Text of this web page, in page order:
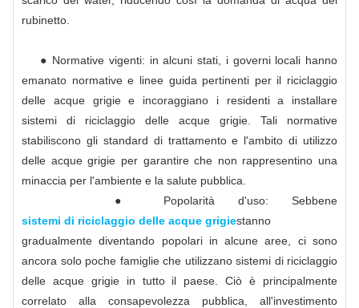
rubinetto.
● Normative vigenti: in alcuni stati, i governi locali hanno
emanato normative e linee guida pertinenti per il riciclaggio
delle acque grigie e incoraggiano i residenti a installare
sistemi di riciclaggio delle acque grigie. Tali normative
stabiliscono gli standard di trattamento e l'ambito di utilizzo
delle acque grigie per garantire che non rappresentino una
minaccia per l'ambiente e la salute pubblica.
● Popolarità d'uso: Sebbene
sistemi di riciclaggio delle acque grigiestanno
gradualmente diventando popolari in alcune aree, ci sono
ancora solo poche famiglie che utilizzano sistemi di riciclaggio
delle acque grigie in tutto il paese. Ciò è principalmente
correlato alla consapevolezza pubblica, all'investimento